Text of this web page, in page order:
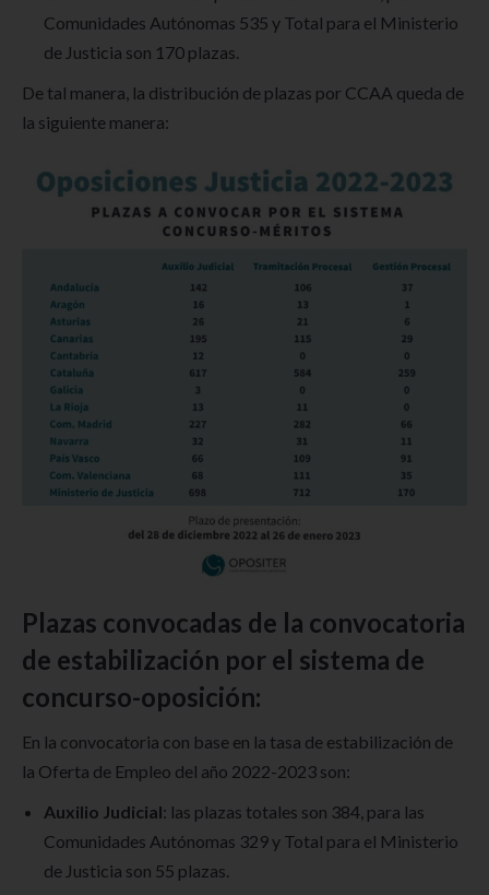
Comunidades Autónomas 535 y Total para el Ministerio
de Justicia son 170 plazas.
De tal manera, la distribución de plazas por CCAA queda de
la siguiente manera:
Plazas convocadas de la convocatoria
de estabilización por el sistema de
concurso-oposición:
En la convocatoria con base en la tasa de estabilización de
la Oferta de Empleo del año 2022-2023 son:
Auxilio Judicial: las plazas totales son 384, para las
Comunidades Autónomas 329 y Total para el Ministerio
de Justicia son 55 plazas.